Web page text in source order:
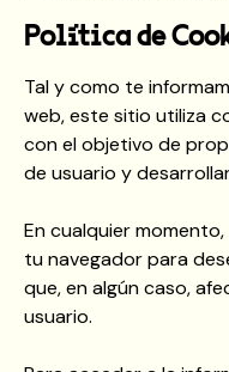
Política de
Tal y como te
web, este sitio utiliza
con el objetivo de
de usuario y
En cualquier
tu navegador para
que, en algún caso,
usuario.